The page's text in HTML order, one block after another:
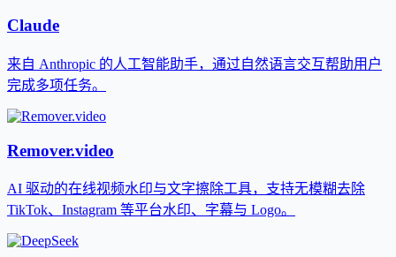
Claude
来自 Anthropic 的人工智能助手，通过自然语言交互帮助用户
完成多项任务。
Remover.video
AI 驱动的在线视频水印与文字擦除工具，支持无模糊去除
TikTok、Instagram 等平台水印、字幕与 Logo。